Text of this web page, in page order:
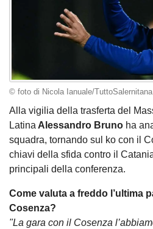
© foto di Nicola Ianuale/
Alla vigilia della trasferta del
Latina Alessandro Bruno ha
squadra, tornando sul ko con il
chiavi della sfida contro il
principali della conferenza.
Come valuta a freddo l’ultima
Cosenza?
"La gara con il Cosenza